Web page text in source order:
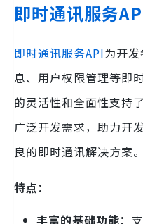
即时通讯服务
即时通讯服务API为开
息、用户权限管理等即
的灵活性和全面性支持
广泛开发需求，助力开
良的即时通讯解决方案。
特点：
丰富的基础功能：